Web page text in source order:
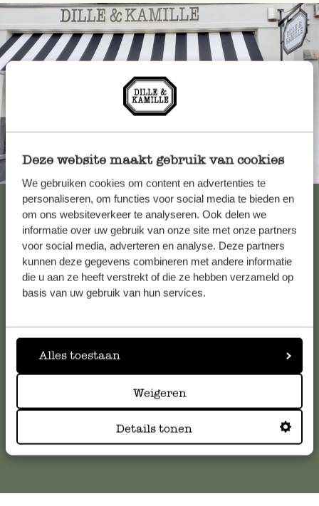
Deze website maakt gebruik van cookies
We gebruiken cookies om content en advertenties te
personaliseren, om functies voor social media te bieden en
om ons websiteverkeer te analyseren. Ook delen we
informatie over uw gebruik van onze site met onze partners
voor social media, adverteren en analyse. Deze partners
kunnen deze gegevens combineren met andere informatie
die u aan ze heeft verstrekt of die ze hebben verzameld op
basis van uw gebruik van hun services.
Alles toestaan
Weigeren
Details tonen
Toujours à proximité
Voir les 62 magasins
Service clientèle
Pour toute question ou demande de conseil ou d’aide,
serviceclientele@dille-kamille.com